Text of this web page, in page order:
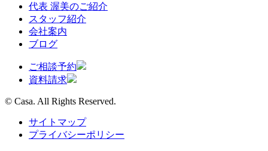
代表 渥美のご紹介
スタッフ紹介
会社案内
ブログ
ご相談予約
資料請求
© Casa. All Rights Reserved.
サイトマップ
プライバシーポリシー